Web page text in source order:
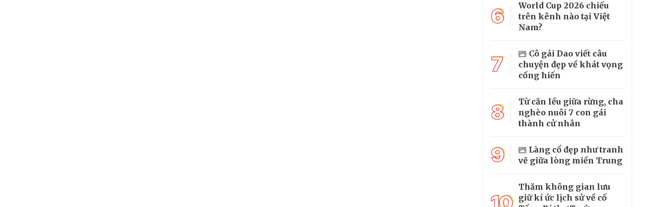
6
World Cup 2026 chiếu
trên kênh nào tại Việt
Nam?
7
Cô gái Dao viết câu
chuyện đẹp về khát vọng
cống hiến
8
Từ căn lều giữa rừng, cha
nghèo nuôi 7 con gái
thành cử nhân
9
Làng cổ đẹp như tranh
vẽ giữa lòng miền Trung
Thăm không gian lưu
giữ kí ức lịch sử về cố